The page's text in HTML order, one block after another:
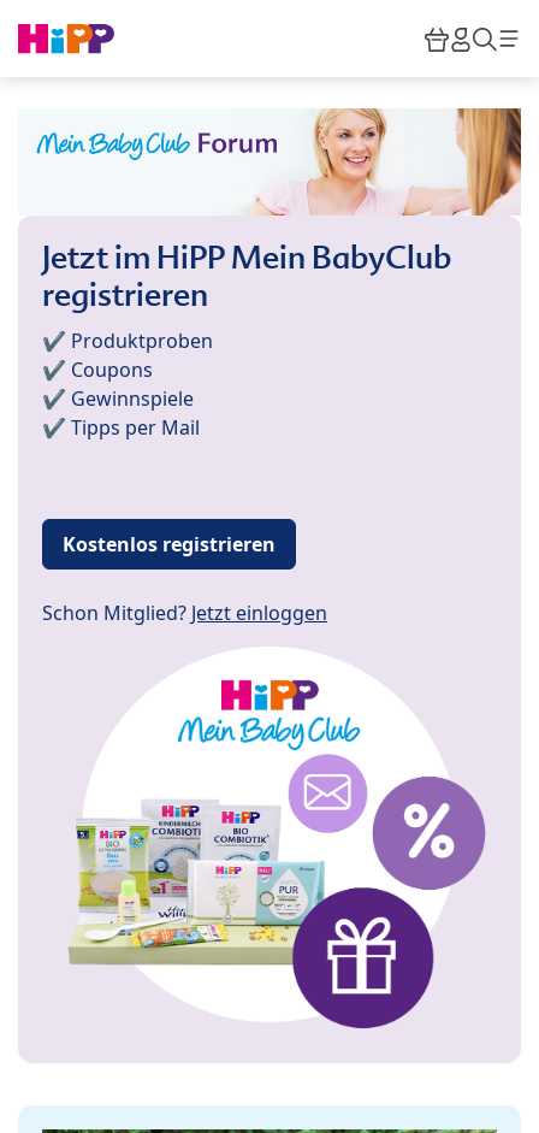
HiPP
Jetzt im HiPP Mein BabyClub
registrieren
✔️ Produktproben
✔️ Coupons
✔️ Gewinnspiele
✔️ Tipps per Mail
Kostenlos registrieren
Schon Mitglied? Jetzt einloggen